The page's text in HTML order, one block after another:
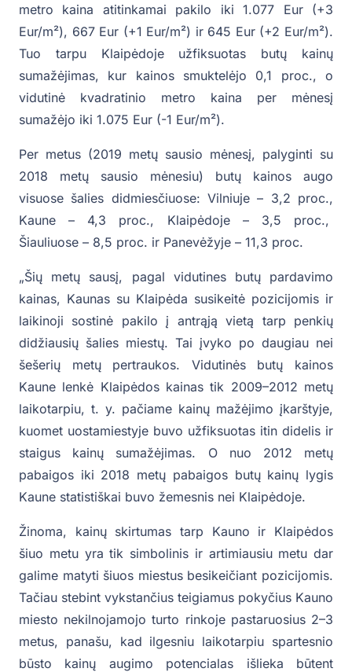
metro kaina atitinkamai pakilo iki 1.077 Eur (+3
Eur/m²), 667 Eur (+1 Eur/m²) ir 645 Eur (+2 Eur/m²).
Tuo tarpu Klaipėdoje užfiksuotas butų kainų
sumažėjimas, kur kainos smuktelėjo 0,1 proc., o
vidutinė kvadratinio metro kaina per mėnesį
sumažėjo iki 1.075 Eur (-1 Eur/m²).
Per metus (2019 metų sausio mėnesį, palyginti su
2018 metų sausio mėnesiu) butų kainos augo
visuose šalies didmiesčiuose: Vilniuje – 3,2 proc.,
Kaune – 4,3 proc., Klaipėdoje – 3,5 proc.,
Šiauliuose – 8,5 proc. ir Panevėžyje – 11,3 proc.
„Šių metų sausį, pagal vidutines butų pardavimo
kainas, Kaunas su Klaipėda susikeitė pozicijomis ir
laikinoji sostinė pakilo į antrąją vietą tarp penkių
didžiausių šalies miestų. Tai įvyko po daugiau nei
šešerių metų pertraukos. Vidutinės butų kainos
Kaune lenkė Klaipėdos kainas tik 2009–2012 metų
laikotarpiu, t. y. pačiame kainų mažėjimo įkarštyje,
kuomet uostamiestyje buvo užfiksuotas itin didelis ir
staigus kainų sumažėjimas. O nuo 2012 metų
pabaigos iki 2018 metų pabaigos butų kainų lygis
Kaune statistiškai buvo žemesnis nei Klaipėdoje.
Žinoma, kainų skirtumas tarp Kauno ir Klaipėdos
šiuo metu yra tik simbolinis ir artimiausiu metu dar
galime matyti šiuos miestus besikeičiant pozicijomis.
Tačiau stebint vykstančius teigiamus pokyčius Kauno
miesto nekilnojamojo turto rinkoje pastaruosius 2–3
metus, panašu, kad ilgesniu laikotarpiu spartesnio
būsto kainų augimo potencialas išlieka būtent